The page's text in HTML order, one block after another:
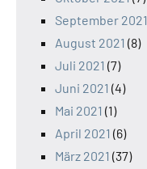
September 2021
August 2021 (8)
Juli 2021 (7)
Juni 2021 (4)
Mai 2021 (1)
April 2021 (6)
März 2021 (37)